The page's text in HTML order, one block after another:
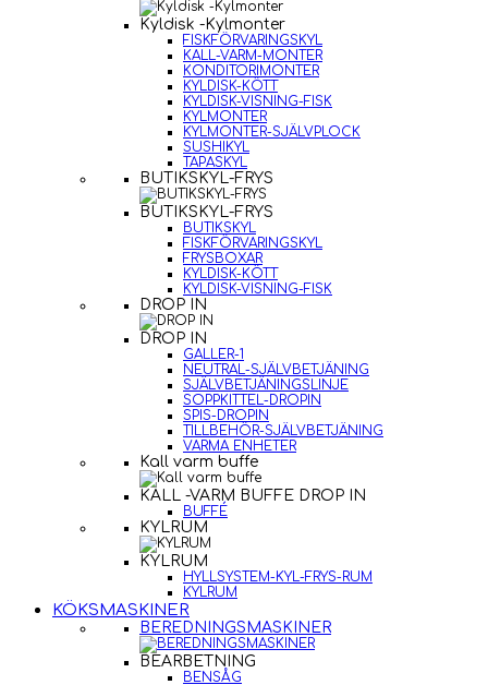
Kyldisk -Kylmonter
FISKFÖRVARINGSKYL
KALL-VARM-MONTER
KONDITORIMONTER
KYLDISK-KÖTT
KYLDISK-VISNING-FISK
KYLMONTER
KYLMONTER-SJÄLVPLOCK
SUSHIKYL
TAPASKYL
BUTIKSKYL-FRYS
BUTIKSKYL-FRYS
BUTIKSKYL
FISKFÖRVARINGSKYL
FRYSBOXAR
KYLDISK-KÖTT
KYLDISK-VISNING-FISK
DROP IN
DROP IN
GALLER-1
NEUTRAL-SJÄLVBETJÄNING
SJÄLVBETJÄNINGSLINJE
SOPPKITTEL-DROPIN
SPIS-DROPIN
TILLBEHÖR-SJÄLVBETJÄNING
VARMA ENHETER
Kall varm buffe
KALL -VARM BUFFE DROP IN
BUFFÉ
KYLRUM
KYLRUM
HYLLSYSTEM-KYL-FRYS-RUM
KYLRUM
KÖKSMASKINER
BEREDNINGSMASKINER
BEARBETNING
BENSÅG